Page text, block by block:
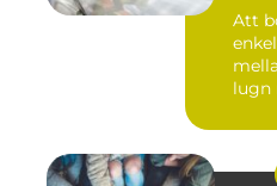
Att
lugn